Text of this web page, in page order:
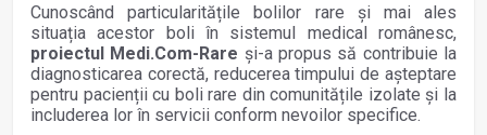
Cunoscând particularitățile bolilor rare și mai ales
situația acestor boli în sistemul medical românesc,
proiectul Medi.Com-Rare și-a propus să contribuie la
diagnosticarea corectă, reducerea timpului de așteptare
pentru pacienții cu boli rare din comunitățile izolate și la
includerea lor în servicii conform nevoilor specifice.